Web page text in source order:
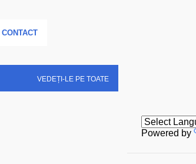
CONTACT
VEDEȚI-LE PE TOATE
Powered by